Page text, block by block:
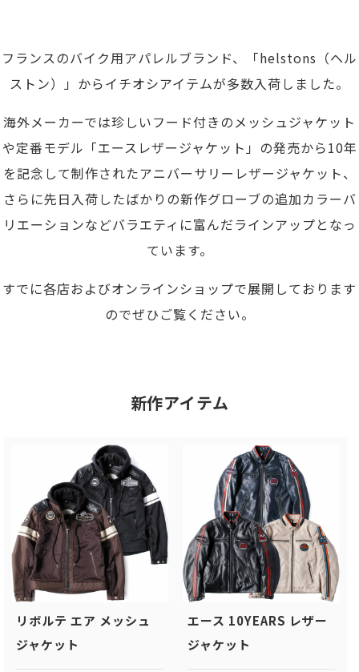
フランスのバイク用アパレルブランド、「helstons（ヘル
ストン）」からイチオシアイテムが多数入荷しました。
海外メーカーでは珍しいフード付きのメッシュジャケット
や定番モデル「エースレザージャケット」の発売から10年
を記念して制作されたアニバーサリーレザージャケット、
さらに先日入荷したばかりの新作グローブの追加カラーバ
リエーションなどバラエティに富んだラインアップとなっ
ています。
すでに各店およびオンラインショップで展開しております
のでぜひご覧ください。
新作アイテム
リボルテ エア メッシュ
ジャケット
エース 10YEARS レザー
ジャケット